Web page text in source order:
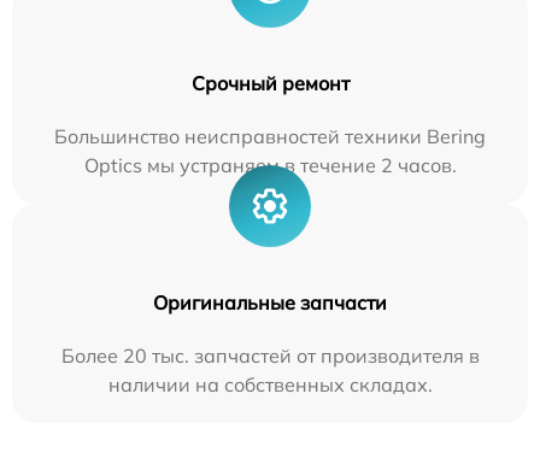
Срочный ремонт
Большинство неисправностей техники Bering
Optics мы устраняем в течение 2 часов.
Оригинальные запчасти
Более 20 тыс. запчастей от производителя в
наличии на собственных складах.